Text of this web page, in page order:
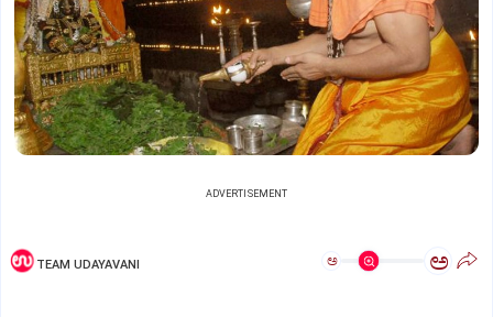
ADVERTISEMENT
TEAM UDAYAVANI ಅ ಅ